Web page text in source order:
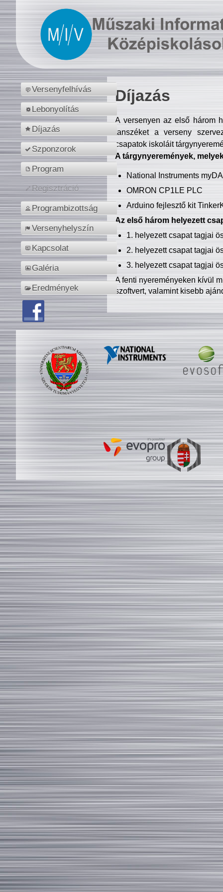
Versenyfelhívás
Lebonyolítás
Díjazás
Szponzorok
Program
Regisztráció
Programbizottság
Versenyhelyszín
Kapcsolat
Galéria
Eredmények
Díjazás
A versenyen az első három
tanszéket a verseny
csapatok iskoláit
A tárgynyeremények,
National Instruments
OMRON CP1LE PLC
Arduino fejlesztő kit
Az első három helyezett
1. helyezett csapat tagjai
2. helyezett csapat tagjai
3. helyezett csapat tagjai
A fenti nyereményeken kívül
szoftvert, valamint kisebb